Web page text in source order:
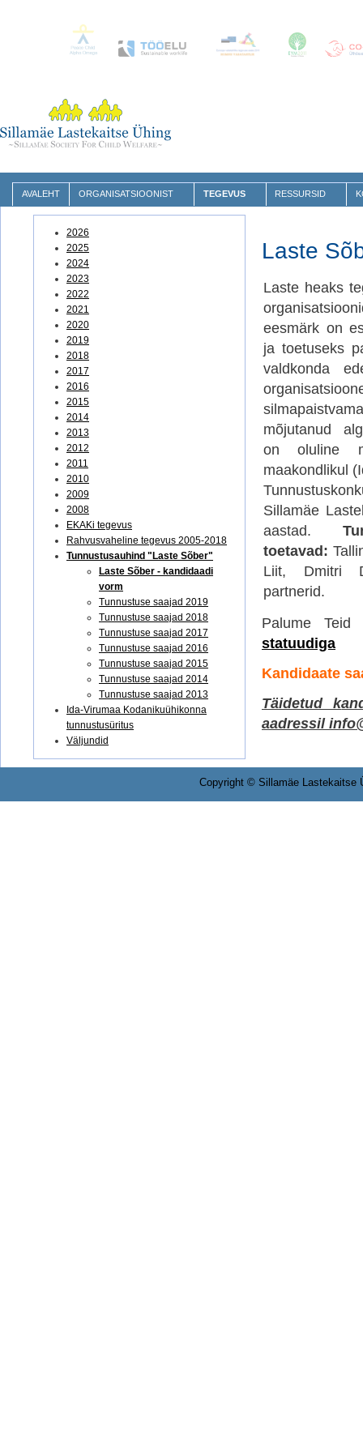
AVALEHT ORGANISATSIOONIST TEGEVUS RESSURSID
2026
2025
2024
2023
2022
2021
2020
2019
2018
2017
2016
2015
2014
2013
2012
2011
2010
2009
2008
EKAKi tegevus
Rahvusvaheline tegevus 2005-2018
Tunnustusauhind "Laste Sõber"
Laste Sõber - kandidaadi
vorm
Tunnustuse saajad 2019
Tunnustuse saajad 2018
Tunnustuse saajad 2017
Tunnustuse saajad 2016
Tunnustuse saajad 2015
Tunnustuse saajad 2014
Tunnustuse saajad 2013
Ida-Virumaa Kodanikuühikonna
tunnustusüritus
Väljundid
Laste
Laste heaks
eesmärk on
ja toetuseks
valdkonda
mõjutanud
on oluline
maakondlikul
Sillamäe
aastad.
toetavad:
Liit, Dmitri
partnerid.
Palume Teid
statuudiga
Kandidaate
Täidetud k
aadressil
Copyright © Sillamäe Lastekaitse